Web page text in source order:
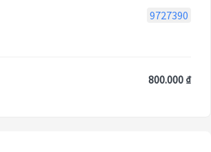
9727390
800.000 ₫